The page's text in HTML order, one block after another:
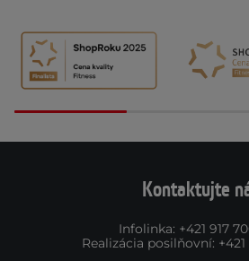
Kontaktujte
Infolinka: +421 917
Realizácia posilňovní: